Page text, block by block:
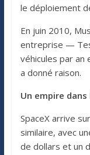
le déploiement
En juin 2010,
entreprise —
véhicules par an
a donné raison.
Un empire
SpaceX arrive
similaire, avec
de dollars et un